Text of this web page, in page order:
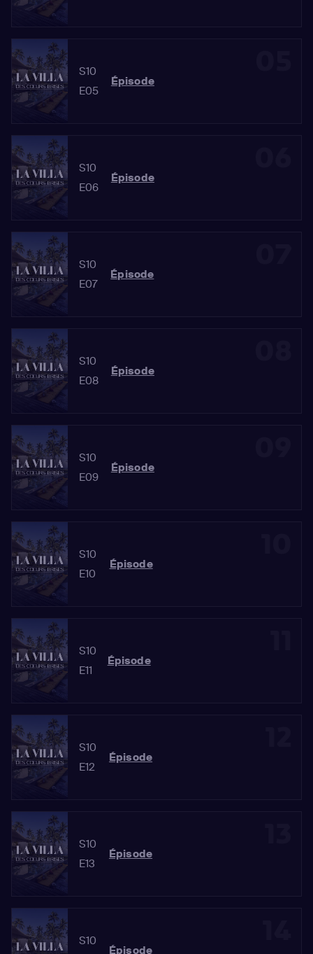
S10
E05
Épisode
S10
E06
Épisode
S10
E07
Épisode
S10
E08
Épisode
S10
E09
Épisode
S10
E10
Épisode
S10
E11
Épisode
S10
E12
Épisode
S10
E13
Épisode
S10
Épisode